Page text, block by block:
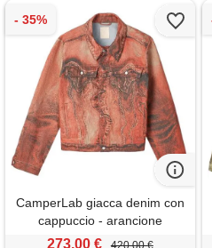
CamperLab giacca denim con
cappuccio - arancione
273,00 € 420,00 €